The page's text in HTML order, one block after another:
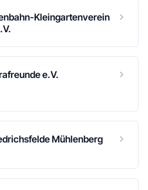
Kleingartenverein
e.V.
Mühlenberg